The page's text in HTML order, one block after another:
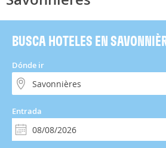
BUSCA HOTELES EN
Dónde ir
Entrada